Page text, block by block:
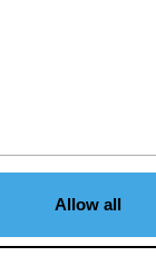
Allow all
IFFR 2001